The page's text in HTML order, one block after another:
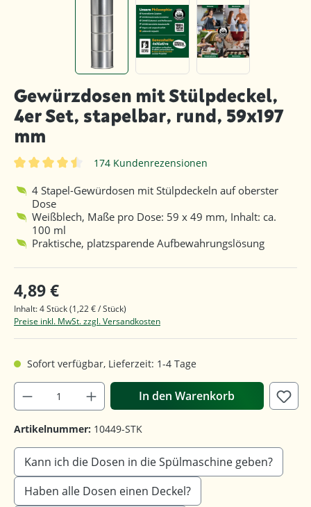
Gewürzdosen mit Stülpdeckel,
4er Set, stapelbar, rund, 59x197
mm
174 Kundenrezensionen
4 Stapel-Gewürdosen mit Stülpdeckeln auf oberster
Dose
Weißblech, Maße pro Dose: 59 x 49 mm, Inhalt: ca.
100 ml
Praktische, platzsparende Aufbewahrungslösung
4,89 €
Inhalt:4 Stück(1,22 € / Stück)
Preise inkl. MwSt. zzgl. Versandkosten
Sofort verfügbar, Lieferzeit: 1-4 Tage
In den Warenkorb
Artikelnummer: 10449-STK
Kann ich die Dosen in die Spülmaschine geben?
Haben alle Dosen einen Deckel?